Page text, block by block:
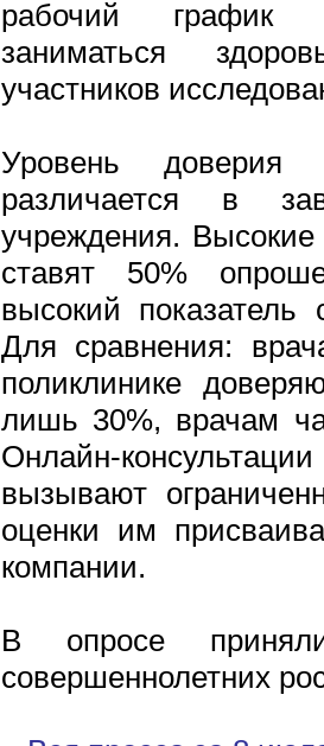
рабочий график
заниматься
участников
Уровень
различается в
учреждения.
ставят 50%
высокий показатель
Для сравнения:
поликлинике
лишь 30%, врачам
Онлайн-
вызывают
оценки им
компании.
В опросе
совершеннолетних